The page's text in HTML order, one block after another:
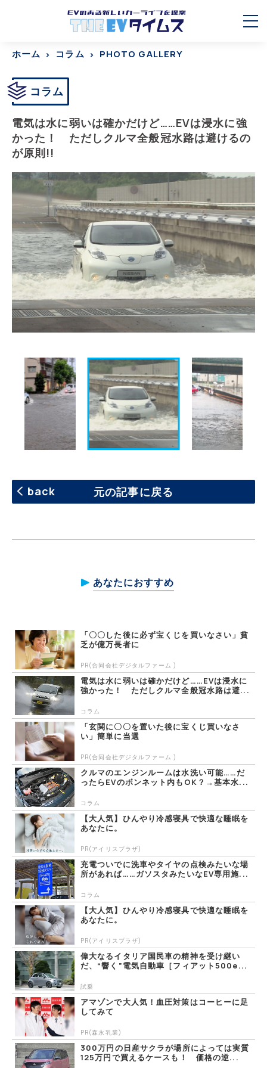
ホーム コラム PHOTO GALLERY
コラム
電気は水に弱いは確かだけど……EVは浸水に強
かった！ ただしクルマ全般冠水路は避けるの
が原則!!
back 元の記事に戻る
あなたにおすすめ
「〇〇した後に必ず宝くじを買いなさい」貧
乏が億万長者に
PR(合同会社デジタルファーム )
電気は水に弱いは確かだけど……EVは浸水に
強かった！ ただしクルマ全般冠水路は避...
コラム
「玄関に〇〇を置いた後に宝くじ買いなさ
い」簡単に当選
PR(合同会社デジタルファーム )
クルマのエンジンルームは水洗い可能……だ
ったらEVのボンネット内もOK？→基本水...
コラム
【大人気】ひんやり冷感寝具で快適な睡眠を
あなたに。
PR(アイリスプラザ)
充電ついでに洗車やタイヤの点検みたいな場
所があれば……ガソスタみたいなEV専用施...
コラム
【大人気】ひんやり冷感寝具で快適な睡眠を
あなたに。
PR(アイリスプラザ)
偉大なるイタリア国民車の精神を受け継い
だ、“響く”電気自動車［フィアット500e...
試乗
アマゾンで大人気！血圧対策はコーヒーに足
してみて
PR(森永乳業)
300万円の日産サクラが場所によっては実質
125万円で買えるケースも！ 価格の逆...